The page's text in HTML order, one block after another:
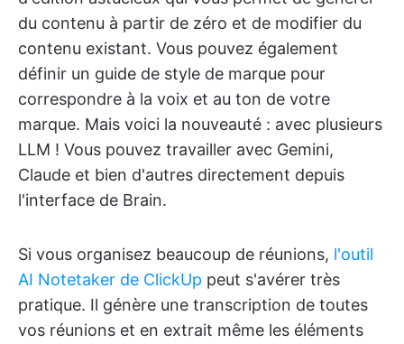
du contenu à partir de zéro et de modifier du
contenu existant. Vous pouvez également
définir un guide de style de marque pour
correspondre à la voix et au ton de votre
marque. Mais voici la nouveauté : avec plusieurs
LLM ! Vous pouvez travailler avec Gemini,
Claude et bien d'autres directement depuis
l'interface de Brain.
Si vous organisez beaucoup de réunions, l'outil
AI Notetaker de ClickUp peut s'avérer très
pratique. Il génère une transcription de toutes
vos réunions et en extrait même les éléments